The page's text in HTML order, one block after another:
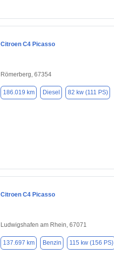
Citroen C4 Picasso
Römerberg, 67354
186.019 km Diesel 82 kw (111 PS)
Citroen C4 Picasso
Ludwigshafen am Rhein, 67071
137.697 km Benzin 115 kw (156 PS)